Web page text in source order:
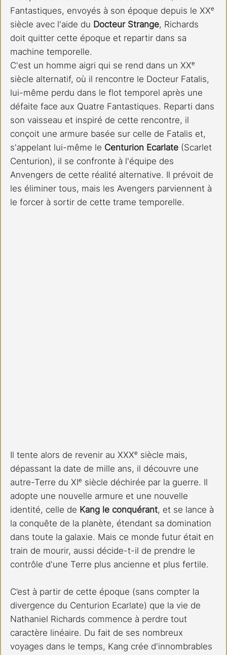
Fantastiques, envoyés à son époque depuis le XXᵉ
siècle avec l'aide du Docteur Strange, Richards
doit quitter cette époque et repartir dans sa
machine temporelle.
C'est un homme aigri qui se rend dans un XXᵉ
siècle alternatif, où il rencontre le Docteur Fatalis,
lui-même perdu dans le flot temporel après une
défaite face aux Quatre Fantastiques. Reparti dans
son vaisseau et inspiré de cette rencontre, il
conçoit une armure basée sur celle de Fatalis et,
s'appelant lui-même le Centurion Ecarlate (Scarlet
Centurion), il se confronte à l'équipe des
Anvengers de cette réalité alternative. Il prévoit de
les éliminer tous, mais les Avengers parviennent à
le forcer à sortir de cette trame temporelle.
Il tente alors de revenir au XXXᵉ siècle mais,
dépassant la date de mille ans, il découvre une
autre-Terre du XIᵉ siècle déchirée par la guerre. Il
adopte une nouvelle armure et une nouvelle
identité, celle de Kang le conquérant, et se lance à
la conquête de la planète, étendant sa domination
dans toute la galaxie. Mais ce monde futur était en
train de mourir, aussi décide-t-il de prendre le
contrôle d'une Terre plus ancienne et plus fertile.
C’est à partir de cette époque (sans compter la
divergence du Centurion Ecarlate) que la vie de
Nathaniel Richards commence à perdre tout
caractère linéaire. Du fait de ses nombreux
voyages dans le temps, Kang crée d'innombrables